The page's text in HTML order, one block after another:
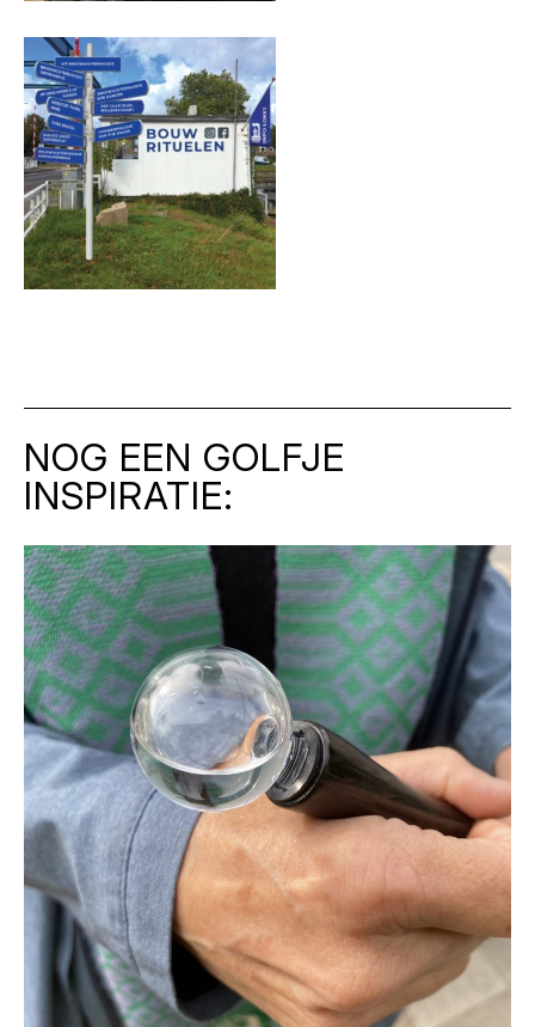
NOG EEN GOLFJE
INSPIRATIE: